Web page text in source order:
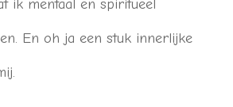
ik mentaal en spiritueel
En oh ja een stuk innerlijke